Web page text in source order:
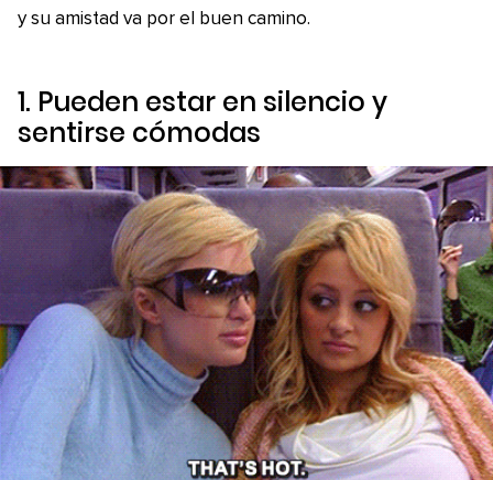
y su amistad va por el buen camino.
1. Pueden estar en silencio y
sentirse cómodas